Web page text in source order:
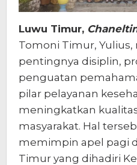
Luwu Timur,
Tomoni Timur, Yulius,
pentingnya disiplin,
penguatan
pilar pelayanan
meningkatkan
masyarakat. Hal
memimpin apel pagi
Timur yang dihadiri